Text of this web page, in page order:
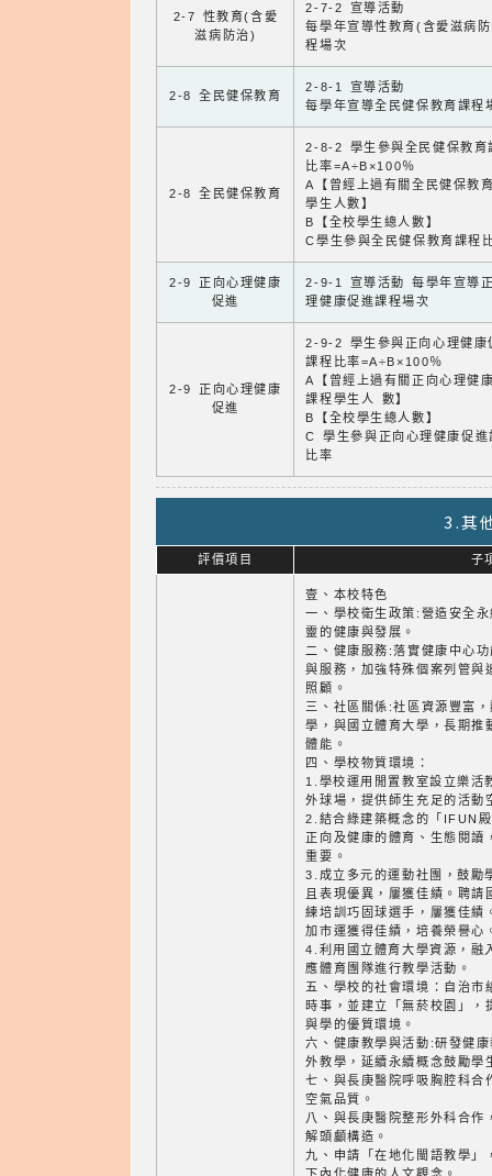
2-7 性教育(含愛
滋病防治)
2-7-2 宣導活動
每學年宣導性教育(含愛滋病
程場次
2-8 全民健保教育
2-8-1 宣導活動
每學年宣導全民健保教育課程
2-8 全民健保教育
2-8-2 學生參與全民健保教育
比率=A÷B×100％
A【曾經上過有關全民健保教
學生人數】
B【全校學生總人數】
C學生參與全民健保教育課程
2-9 正向心理健康
促進
2-9-1 宣導活動 每學年宣導
理健康促進課程場次
2-9 正向心理健康
促進
2-9-2 學生參與正向心理健康
課程比率=A÷B×100％
A【曾經上過有關正向心理健
課程學生人 數】
B【全校學生總人數】
C 學生參與正向心理健康促進
比率
3.其
評價項目 子
壹、本校特色
一、學校衛生政策:營造安全
靈的健康與發展。
二、健康服務:落實健康中心
與服務，加強特殊個案列管與
照顧。
三、社區關係:社區資源豐富
學，與國立體育大學，長期推
體能。
四、學校物質環境：
1.學校運用閒置教室設立樂活
外球場，提供師生充足的活動
2.結合綠建築概念的「IFUN
正向及健康的體育、生態閱讀
重要。
3.成立多元的運動社團，鼓勵
且表現優異，屢獲佳績。聘
練培訓巧固球選手，屢獲佳績
加市運獲得佳績，培養榮譽心
4.利用國立體育大學資源，融
應體育團隊進行教學活動。
五、學校的社會環境：自治市
時事，並建立「無菸校園」，
與學的優質環境。
六、健康教學與活動:研發健
外教學，延續永續概念鼓勵學
七、與長庚醫院呼吸胸腔科合
空氣品質。
八、與長庚醫院整形外科合作
解頭顱構造。
九、申請「在地化閩語教學」